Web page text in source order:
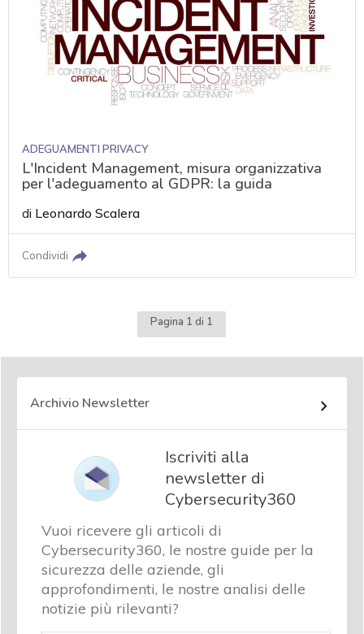
ADEGUAMENTI PRIVACY
L'Incident Management, misura organizzativa
per l'adeguamento al GDPR: la guida
di Leonardo Scalera
Condividi
Pagina 1 di 1
Archivio Newsletter
Iscriviti alla
newsletter di
Cybersecurity360
Vuoi ricevere gli articoli di
Cybersecurity360, le nostre guide per la
sicurezza delle aziende, gli
approfondimenti, le nostre analisi delle
notizie più rilevanti?